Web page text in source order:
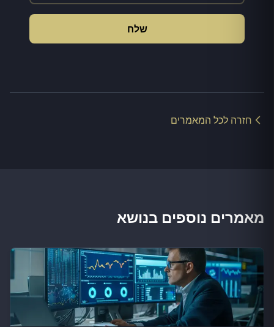
שלח
חזרה לכל המאמרים
מאמרים נוספים בנושא